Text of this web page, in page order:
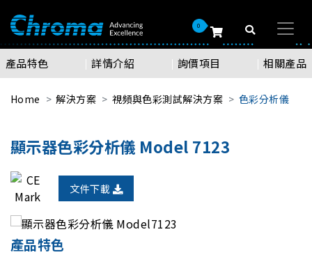
0
產品特色 詳情介紹 詢價項目 相關產品
Home 解決方案 視頻與色彩測試解決方案 色彩分析儀
顯示器色彩分析儀 Model 7123
文件下載
產品特色